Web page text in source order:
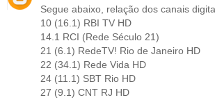
Segue abaixo, relação dos canais
10 (16.1) RBI TV HD
14.1 RCI (Rede Século 21)
21 (6.1) RedeTV! Rio de Janeiro HD
22 (34.1) Rede Vida HD
24 (11.1) SBT Rio HD
27 (9.1) CNT RJ HD